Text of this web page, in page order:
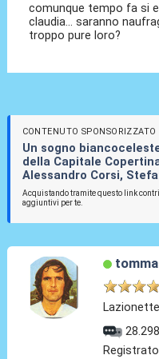
comunque tempo fa si
claudia... saranno
troppo pure loro?
CONTENUTO SPONSORIZZATO
Un sogno
della Capitale
Alessandro Corsi,
Acquistando tramite questo link
aggiuntivi per te.
28.298
Registrato